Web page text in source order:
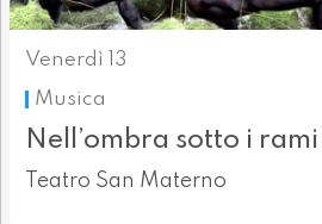
Venerdì 13
Musica
Nell’ombra sotto i
Teatro San Materno